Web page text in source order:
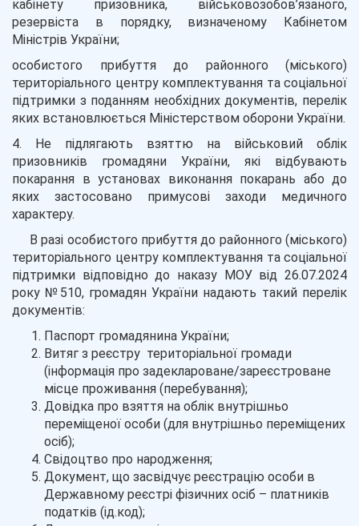
кабінету призовника, військовозобов’язаного,
резервіста в порядку, визначеному Кабінетом
Міністрів України;
особистого прибуття до районного (міського)
територіального центру комплектування та соціальної
підтримки з поданням необхідних документів, перелік
яких встановлюється Міністерством оборони України.
4. Не підлягають взяттю на військовий облік
призовників громадяни України, які відбувають
покарання в установах виконання покарань або до
яких застосовано примусові заходи медичного
характеру.
В разі особистого прибуття до районного (міського)
територіального центру комплектування та соціальної
підтримки відповідно до наказу МОУ від 26.07.2024
року №510, громадян України надають такий перелік
документів:
Паспорт громадянина України;
Витяг з реєстру територіальної громади
(інформація про задеклароване/зареєстроване
місце проживання (перебування);
Довідка про взяття на облік внутрішньо
переміщеної особи (для внутрішньо переміщених
осіб);
Свідоцтво про народження;
Документ, що засвідчує реєстрацію особи в
Державному реєстрі фізичних осіб – платників
податків (ід.код);